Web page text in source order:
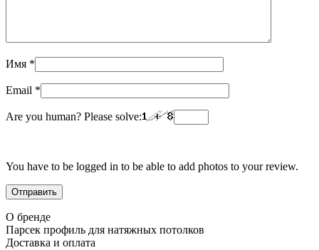
Имя *
Email *
Are you human? Please solve:
You have to be logged in to be able to add photos to your review.
О бренде
Парсек профиль для натяжных потолков
Доставка и оплата